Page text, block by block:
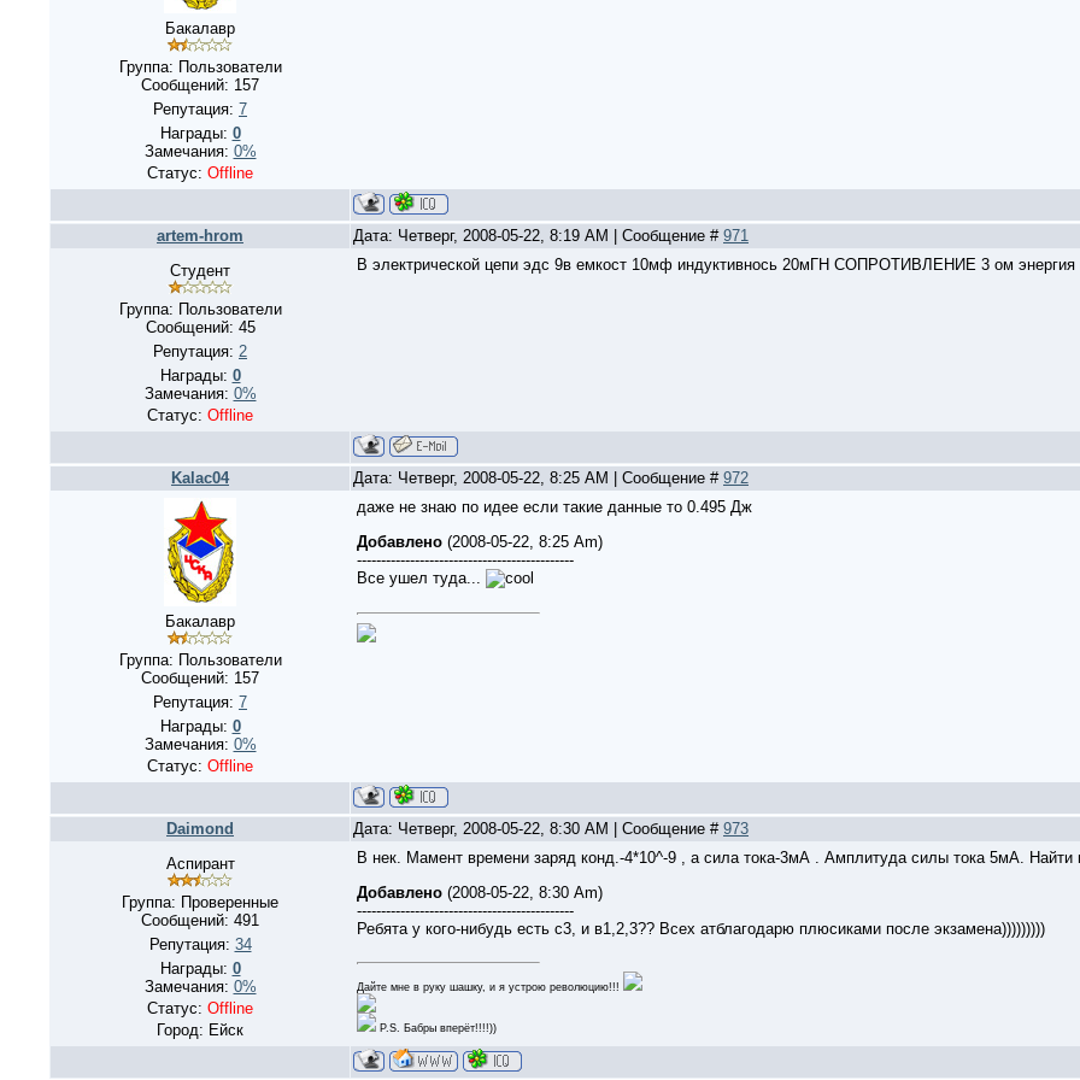
Бакалавр
Группа: Пользователи
Сообщений: 157
Репутация: 7
Награды: 0
Замечания: 0%
Статус: Offline
artem-hrom Дата: Четверг, 2008-05-22, 8:19 AM | Сообщение # 971
Студент
Группа: Пользователи
Сообщений: 45
Репутация: 2
Награды: 0
Замечания: 0%
Статус: Offline
В электрической цепи эдс 9в емкост 10мф индуктивнось 20мГН СОПРОТИВЛЕНИЕ 3 ом энергия
Kalac04 Дата: Четверг, 2008-05-22, 8:25 AM | Сообщение # 972
Бакалавр
Группа: Пользователи
Сообщений: 157
Репутация: 7
Награды: 0
Замечания: 0%
Статус: Offline
даже не знаю по идее если такие данные то 0.495 Дж
Добавлено (2008-05-22, 8:25 Am)
---------------------------------------------
Все ушел туда...
Daimond Дата: Четверг, 2008-05-22, 8:30 AM | Сообщение # 973
Аспирант
Группа: Проверенные
Сообщений: 491
Репутация: 34
Награды: 0
Замечания: 0%
Статус: Offline
Город: Ейск
В нек. Мамент времени заряд конд.-4*10^-9 , а сила тока-3мА . Амплитуда силы тока 5мА. Найти
Добавлено (2008-05-22, 8:30 Am)
---------------------------------------------
Ребята у кого-нибудь есть с3, и в1,2,3?? Всех атблагодарю плюсиками после экзамена)))))))))
Дайте мне в руку шашку, и я устрою революцию!!!
P.S. Бабры вперёт!!!!))